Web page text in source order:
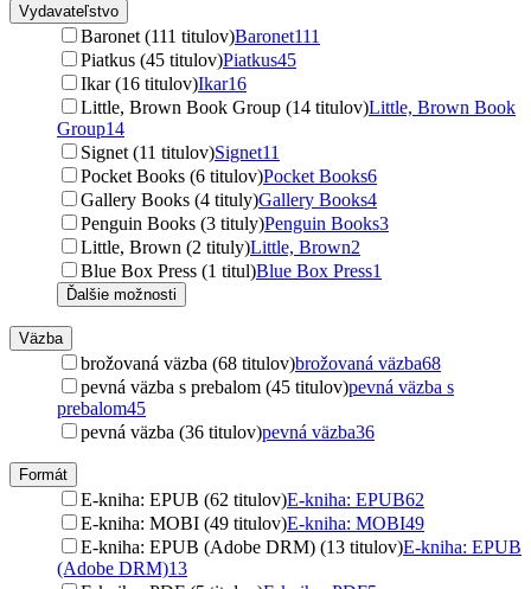
Vydavateľstvo
Baronet (111 titulov)Baronet111
Piatkus (45 titulov)Piatkus45
Ikar (16 titulov)Ikar16
Little, Brown Book Group (14 titulov)Little, Brown Book
Group14
Signet (11 titulov)Signet11
Pocket Books (6 titulov)Pocket Books6
Gallery Books (4 tituly)Gallery Books4
Penguin Books (3 tituly)Penguin Books3
Little, Brown (2 tituly)Little, Brown2
Blue Box Press (1 titul)Blue Box Press1
Ďalšie možnosti
Väzba
brožovaná väzba (68 titulov)brožovaná väzba68
pevná väzba s prebalom (45 titulov)pevná väzba s
prebalom45
pevná väzba (36 titulov)pevná väzba36
Formát
E-kniha: EPUB (62 titulov)E-kniha: EPUB62
E-kniha: MOBI (49 titulov)E-kniha: MOBI49
E-kniha: EPUB (Adobe DRM) (13 titulov)E-kniha: EPUB
(Adobe DRM)13